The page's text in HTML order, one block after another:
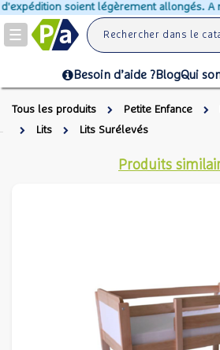
soient légèrement allongés. A
Toggle
navigation
Besoin d’aide ?BlogQui
Tous les produits Petite Enfance
Lits
Lits Surélevés
Produits